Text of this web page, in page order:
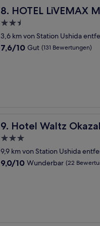
8. HOTEL LiVEMAX
HOTEL LiVEMAX
2.5-
Sterne-
Unterkunft
3,6 km von Station Ushida
7.6
7,6/10 Gut (131 Bewertungen)
9. Hotel Waltz
Hotel Waltz Okazaki -
3.0-
Sterne-
Unterkunft
9,9 km von Station Ushida
9.0
9,0/10 Wunderbar (22